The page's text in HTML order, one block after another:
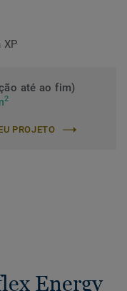
XP
até ao fim)
2
PROJETO
Energy